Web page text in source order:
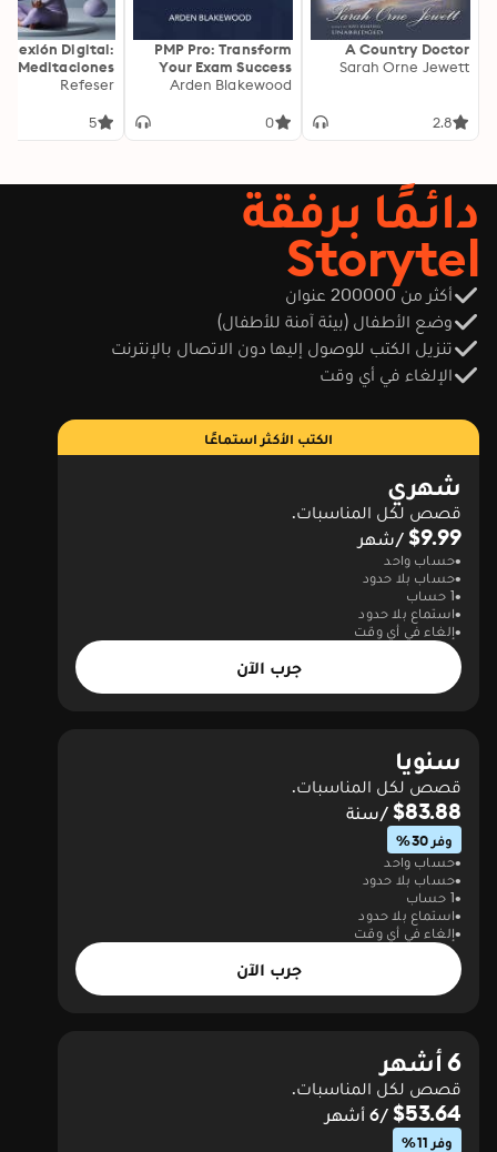
A Country Doctor
Sarah Orne Jewett
2.8
PMP Pro: Transform
Your Exam Success
with Game-Changing
PMP exam results!
performance on test
day."
Arden Blakewood
0
Digital:
Meditaciones
para Calma y
Refeser
5
دائمًا برفقة
Storytel
أكثر من 200000 عنوان
وضع الأطفال (بيئة آمنة للأطفال)
تنزيل الكتب للوصول إليها دون الاتصال بالإنترنت
الإلغاء في أي وقت
الكتب الأكثر استماعًا
شهري
قصص لكل المناسبات.
$9.99 /شهر
حساب واحد
حساب بلا حدود
1 حساب
استماع بلا حدود
إلغاء في أي وقت
جرب الآن
سنويا
قصص لكل المناسبات.
$83.88 /سنة
وفر 30%
حساب واحد
حساب بلا حدود
1 حساب
استماع بلا حدود
إلغاء في أي وقت
جرب الآن
6 أشهر
قصص لكل المناسبات.
$53.64 /6 أشهر
وفر 11%